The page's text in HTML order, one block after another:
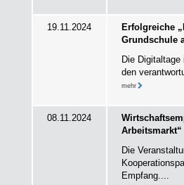
19.11.2024
Erfolgreiche
Grundschule
Die
den
mehr
08.11.2024
Arbeitsmarkt“
Die
Empfang....